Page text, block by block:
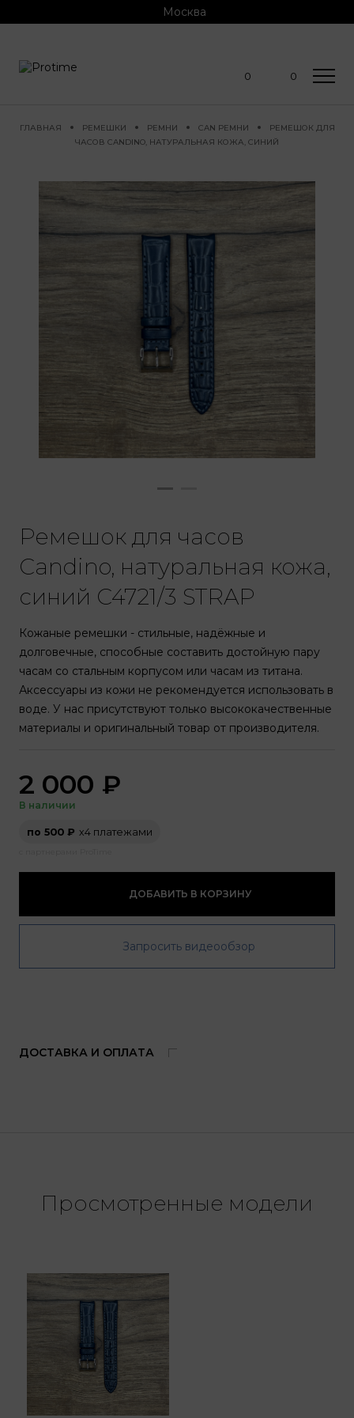
Москва
0 0
ГЛАВНАЯ РЕМЕШКИ РЕМНИ CAN РЕМНИ
РЕМЕШОК ДЛЯ
ЧАСОВ CANDINO, НАТУРАЛЬНАЯ КОЖА, СИНИЙ
Ремешок для часов
Candino, натуральная кожа,
синий C4721/3 STRAP
Кожаные ремешки - стильные, надёжные и
долговечные, способные составить достойную пару
часам со стальным корпусом или часам из титана.
Аксессуары из кожи не рекомендуется использовать в
воде. У нас присутствуют только высококачественные
материалы и оригинальный товар от производителя.
2 000 ₽
В наличии
по 500 ₽ х4 платежами
ДОБАВИТЬ В КОРЗИНУ
Запросить видеообзор
ДОСТАВКА И ОПЛАТА
Просмотренные модели